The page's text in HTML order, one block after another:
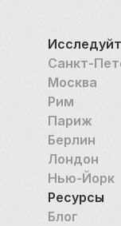
начаться. На
могучий
построен
большой в
После распада
перестал
опять
Спасителя, а
принято
Санкт-
Москва
Рим
Париж
Берлин
Лондон
Нью-Йорк
Ресурсы
Блог